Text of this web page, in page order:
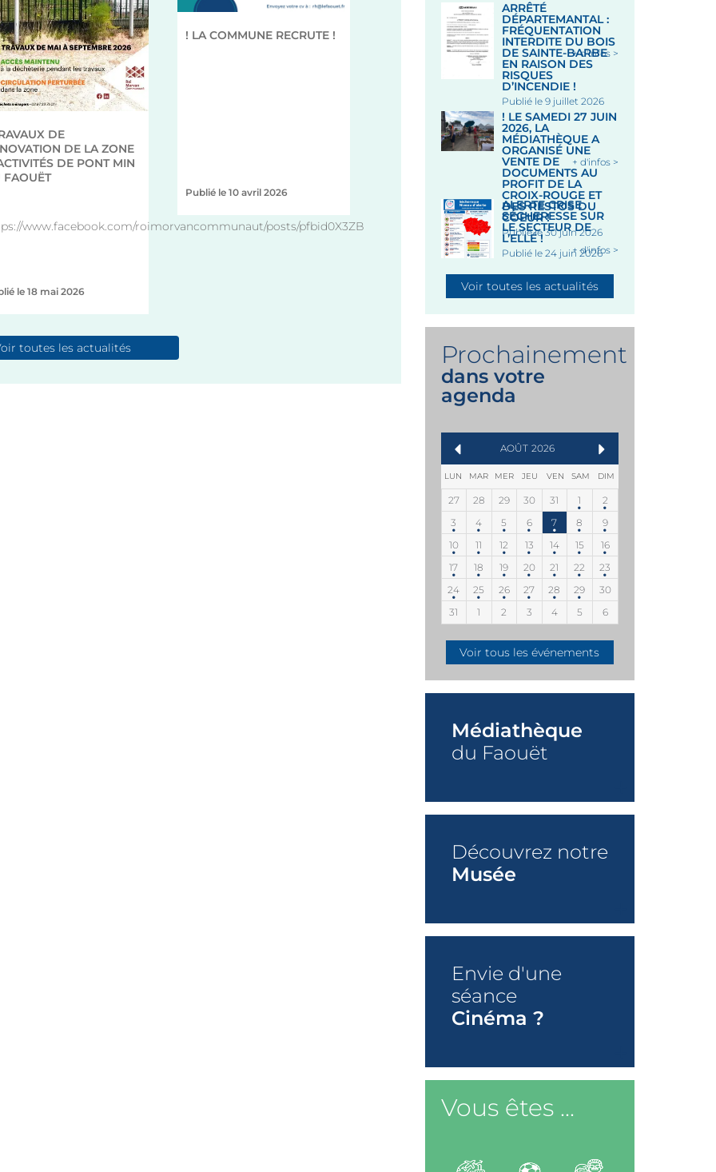
DE
DE LA ZONE
DE PONT MIN
FAOUËT
www.facebook.com/roimorvancommunaut/posts/pfbid0X3ZBsy9rvq2q4ubwiB75moyy
le 18 mai 2026
! LA COMMUNE RECRUTE !
Publié le 10 avril 2026
+
AU MUSÉE RETROUVEZ
L’EXPOSITION 2026 !
Exposition présentée du 4
avril au 4 octobre 2026 au
musée du Faouët ! En ...
Publié le 2 avril 2026
toutes les actualités
ARRÊTÉ
DÉPARTEMANTAL :
FRÉQUENTATION
INTERDITE DU BOIS
DE SAINTE-BARBE
EN RAISON DES
RISQUES
D’INCENDIE !
Publié le 9 juillet 2026
+ d'infos >
! LE SAMEDI 27 JUIN
2026, LA
MÉDIATHÈQUE A
ORGANISÉ UNE
VENTE DE
DOCUMENTS AU
PROFIT DE LA
CROIX-ROUGE ET
DES RESTOS DU
COEUR !
Publié le 30 juin 2026
+ d'infos >
ALERTE CRISE
SÉCHERESSE SUR
LE SECTEUR DE
L’ELLÉ !
Publié le 24 juin 2026
+ d'infos >
Voir toutes les actualités
Prochainement
dans votre
agenda
AOÛT 2026
LUN MAR MER JEU VEN SAM DIM
27 28 29 30 31 1
2
3
4 5 6 7 8
9
10
11 12 13 14 15
16
17
18 19 20 21 22
23
24
25 26 27 28 29
30
31
1 2 3 4 5 6
Voir tous les événements
Médiathèque
du Faouët
Découvrez notre
Musée
Envie d'une
séance
Cinéma ?
Vous êtes ...